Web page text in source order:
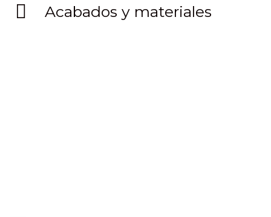
Acabados y materiales